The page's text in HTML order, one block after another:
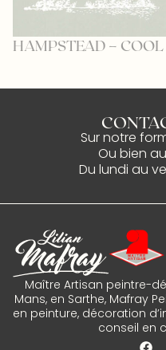
HAMPSTEAD – COOL
Sur notre
Ou bien au
Du lundi au
Maître Artisan peintre-
Mans, en Sarthe, Mafray
en peinture, décoration
conseil en